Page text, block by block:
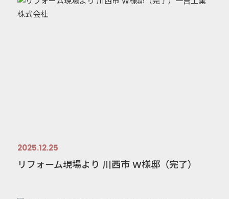
2025.12.25
リフォーム現場より 川西市 W様邸（完了）